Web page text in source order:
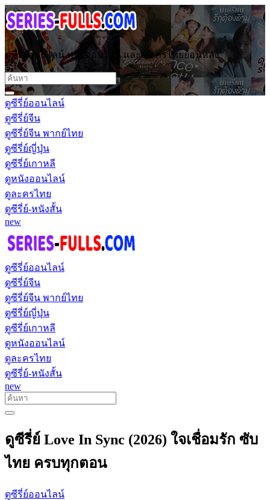
ดูซีรี่ย์ออนไลน์ หนังออนไลน์ และ ละครไทยย้อนหลัง
ดูซีรี่ย์ออนไลน์
ดูซีรี่ย์จีน
ดูซีรี่ย์จีน พากย์ไทย
ดูซีรี่ย์ญี่ปุ่น
ดูซีรี่ย์เกาหลี
ดูหนังออนไลน์
ดูละครไทย
ดูซีรี่ย์-หนังสั้น
new
ดูซีรี่ย์ออนไลน์
ดูซีรี่ย์จีน
ดูซีรี่ย์จีน พากย์ไทย
ดูซีรี่ย์ญี่ปุ่น
ดูซีรี่ย์เกาหลี
ดูหนังออนไลน์
ดูละครไทย
ดูซีรี่ย์-หนังสั้น
new
ดูซีรี่ย์ Love In Sync (2026) ใจเชื่อมรัก ซับ
ไทย ครบทุกตอน
ดูซีรี่ย์ออนไลน์